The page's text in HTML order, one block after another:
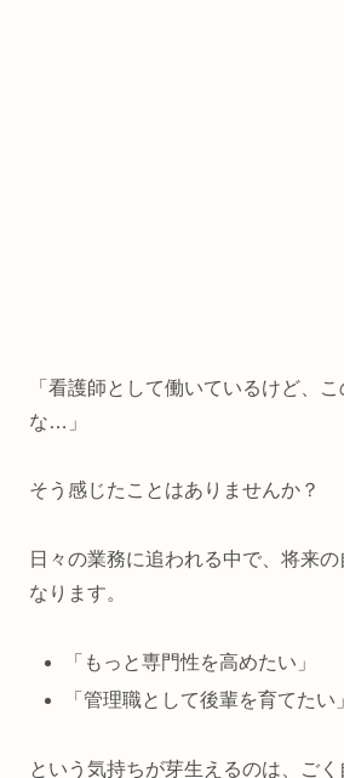
「看護師として働いているけど、
な…」
そう感じたことはありませんか？
日々の業務に追われる中で、将来の
なります。
「もっと専門性を高めたい」
「管理職として後輩を育てたい」
という気持ちが芽生えるのは、ごく